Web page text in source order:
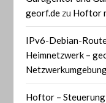
georf.de zu Hoftor
IPv6-Debian-
Heimnetzwerk –
Hoftor –